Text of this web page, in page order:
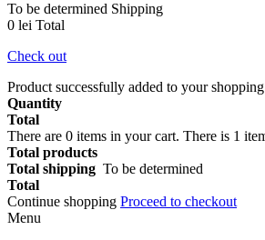
To be determined Shipping
0 lei Total
Check out
Product successfully added to your
Quantity
Total
There are 0 items in your cart. There is 1
Total products
Total shipping To be determined
Total
Continue shopping Proceed to checkout
Menu